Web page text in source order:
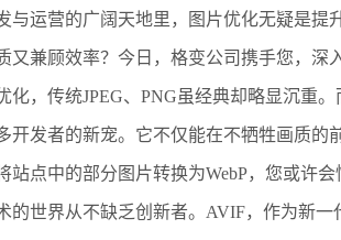
与运营的广阔天地里，图片优化无疑是
又兼顾效率？今日，格变公司携手您，深
化，传统JPEG、PNG虽经典却略显沉重
开发者的新宠。它不仅能在不牺牲画质的
站点中的部分图片转换为WebP，您或许
的世界从不缺乏创新者。AVIF，作为新